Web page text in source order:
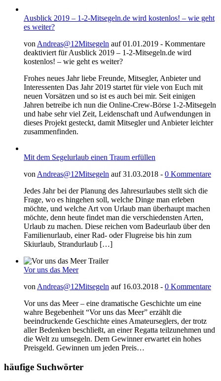
Ausblick 2019 – 1-2-Mitsegeln.de wird kostenlos! – wie geht
es weiter?
von Andreas@12Mitsegeln auf 01.01.2019 - Kommentare
deaktiviert für Ausblick 2019 – 1-2-Mitsegeln.de wird
kostenlos! – wie geht es weiter?
Frohes neues Jahr liebe Freunde, Mitsegler, Anbieter und
Interessenten Das Jahr 2019 startet für viele von Euch mit
neuen Vorsätzen und so ist es auch bei mir. Seit einigen
Jahren betreibe ich nun die Online-Crew-Börse 1-2-Mitsegeln
und habe sehr viel Zeit, Leidenschaft und Aufwendungen in
dieses Projekt gesteckt, damit Mitsegler und Anbieter leichter
zusammenfinden.
Mit dem Segelurlaub einen Traum erfüllen
von Andreas@12Mitsegeln auf 31.03.2018 - 0 Kommentare
Jedes Jahr bei der Planung des Jahresurlaubes stellt sich die
Frage, wo es hingehen soll, welche Dinge man erleben
möchte, und welche Art von Urlaub man überhaupt machen
möchte, denn heute findet man die verschiedensten Arten,
Urlaub zu machen. Diese reichen vom Badeurlaub über den
Familienurlaub, einer Rad- oder Flugreise bis hin zum
Skiurlaub, Strandurlaub […]
Vor uns das Meer
von Andreas@12Mitsegeln auf 16.03.2018 - 0 Kommentare
Vor uns das Meer – eine dramatische Geschichte um eine
wahre Begebenheit “Vor uns das Meer” erzählt die
beeindruckende Geschichte eines Amateurseglers, der trotz
aller Bedenken beschließt, an einer Regatta teilzunehmen und
die Welt zu umsegeln. Dem Gewinner erwartet ein hohes
Preisgeld. Gewinnen um jeden Preis…
häufige Suchwörter